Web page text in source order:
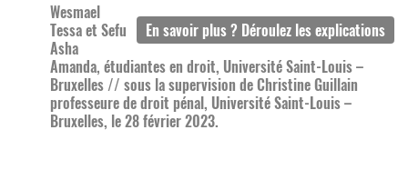
Wesmael
Tessa et Sefu
Asha
Amanda, étudiantes en droit, Université Saint-Louis –
Bruxelles // sous la supervision de Christine Guillain
professeure de droit pénal, Université Saint-Louis –
Bruxelles, le 28 février 2023.